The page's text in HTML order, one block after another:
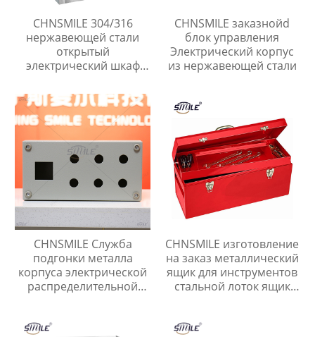
CHNSMILE 304/316
нержавеющей стали
открытый
электрический шкаф
электрические корпуса
пользовательские
услуги изготовления
CHNSMILE заказнойd
блок управления
Электрический корпус
из нержавеющей стали
CHNSMILE Служба
подгонки металла
корпуса электрической
распределительной
CHNSMILE изготовление
на заказ металлический
ящик для инструментов
стальной лоток ящик
хранения инструментов